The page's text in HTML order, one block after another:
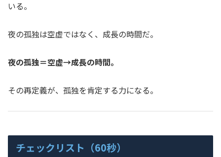
いる。
夜の孤独は空虚ではなく、成長の時間だ。
夜の孤独＝空虚→成長の時間。
その再定義が、孤独を肯定する力になる。
チェックリスト（60秒）